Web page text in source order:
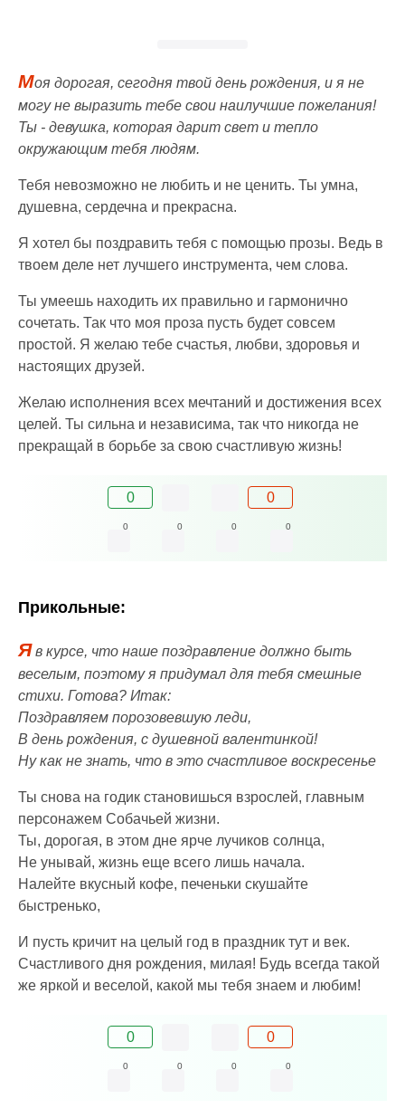
Моя дорогая, сегодня твой день рождения, и я не
могу не выразить тебе свои наилучшие пожелания!
Ты - девушка, которая дарит свет и тепло
окружающим тебя людям.
Тебя невозможно не любить и не ценить. Ты умна,
душевна, сердечна и прекрасна.
Я хотел бы поздравить тебя с помощью прозы. Ведь в
твоем деле нет лучшего инструмента, чем слова.
Ты умеешь находить их правильно и гармонично
сочетать. Так что моя проза пусть будет совсем
простой. Я желаю тебе счастья, любви, здоровья и
настоящих друзей.
Желаю исполнения всех мечтаний и достижения всех
целей. Ты сильна и независима, так что никогда не
прекращай в борьбе за свою счастливую жизнь!
0 0
0 0 0 0
Прикольные:
Яв курсе, что наше поздравление должно быть
веселым, поэтому я придумал для тебя смешные
стихи. Готова? Итак:
Поздравляем порозовевшую леди,
В день рождения, с душевной валентинкой!
Ну как не знать, что в это счастливое воскресенье
Ты снова на годик становишься взрослей, главным
персонажем Собачьей жизни.
Ты, дорогая, в этом дне ярче лучиков солнца,
Не унывай, жизнь еще всего лишь начала.
Налейте вкусный кофе, печеньки скушайте
быстренько,
И пусть кричит на целый год в праздник тут и век.
Счастливого дня рождения, милая! Будь всегда такой
же яркой и веселой, какой мы тебя знаем и любим!
0 0
0 0 0 0